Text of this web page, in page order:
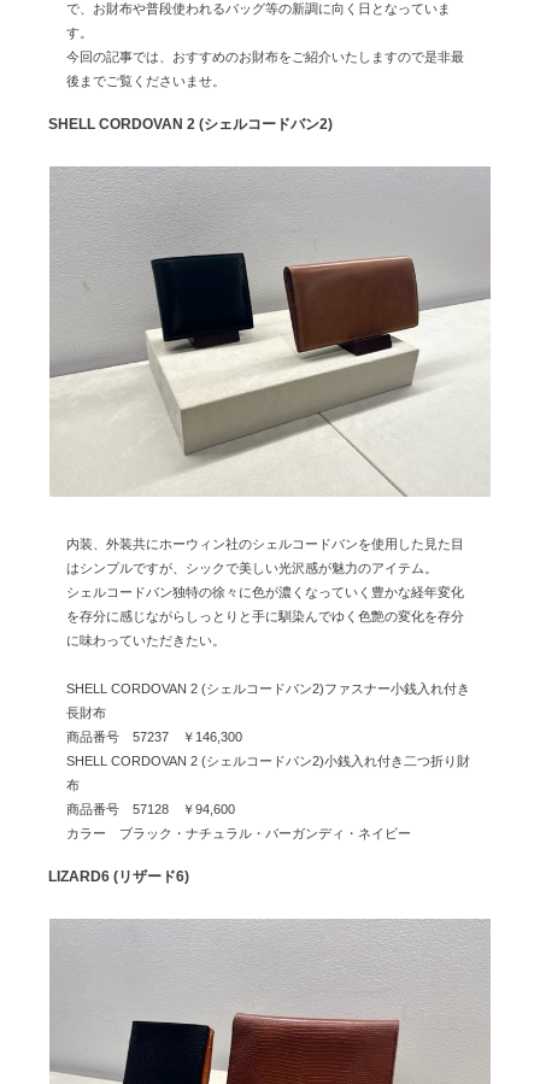
2025年6月 [3]
2025年4月 [7]
2025年2月 [5]
2025年1月 [1]
2024年12月 [2]
2024年11月 [5]
2024年10月 [5]
2024年7月 [6]
2024年6月 [4]
2024年4月 [3]
2023年9月 [4]
2023年8月 [6]
2023年7月 [4]
2023年6月 [5]
で、お財布や普段使われるバッグ等の新調に向く日となっていま
す。
今回の記事では、おすすめのお財布をご紹介いたしますので是非最
後までご覧くださいませ。
SHELL CORDOVAN 2 (シェルコードバン2)
内装、外装共にホーウィン社のシェルコードバンを使用した見た目
はシンプルですが、シックで美しい光沢感が魅力のアイテム。
シェルコードバン独特の徐々に色が濃くなっていく豊かな経年変化
を存分に感じながらしっとりと手に馴染んでゆく色艶の変化を存分
に味わっていただきたい。
SHELL CORDOVAN 2 (シェルコードバン2)ファスナー小銭入れ付き
長財布
商品番号 57237 ￥146,300
SHELL CORDOVAN 2 (シェルコードバン2)小銭入れ付き二つ折り財
布
商品番号 57128 ￥94,600
カラー ブラック・ナチュラル・バーガンディ・ネイビー
LIZARD6 (リザード6)